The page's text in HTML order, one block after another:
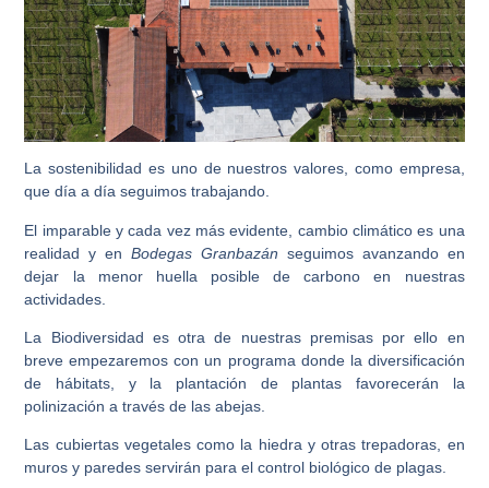
La sostenibilidad es uno de nuestros valores, como empresa,
que día a día seguimos trabajando.
El imparable y cada vez más evidente, cambio climáticoes una
realidad y enBodegas Granbazán seguimos avanzando en
dejar la menor huella posible de carbono en nuestras
actividades.
La Biodiversidad es otra de nuestras premisas por ello en
breve empezaremos con un programa donde la diversificación
de hábitats, y la plantación de plantas favorecerán la
polinización a través de las abejas.
Las cubiertas vegetales como la hiedra y otras trepadoras, en
muros y paredes servirán para elcontrol biológico de plagas.